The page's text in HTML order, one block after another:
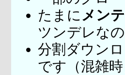
たまに メン
ツンデレな
分割ダウン
です（混雑時